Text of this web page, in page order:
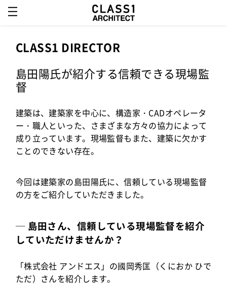
CLASS1 DIRECTOR
島田陽氏が紹介する信頼できる現場監
督
建築は、建築家を中心に、構造家・CADオペレータ
ー・職人といった、さまざまな方々の協力によって
成り立っています。現場監督もまた、建築に欠かす
ことのできない存在。
今回は建築家の島田陽氏に、信頼している現場監督
の方をご紹介していただきました。
─ 島田さん、信頼している現場監督を紹介
していただけませんか？
「株式会社 アンドエス」の國岡秀匡（くにおか ひで
ただ）さんを紹介します。